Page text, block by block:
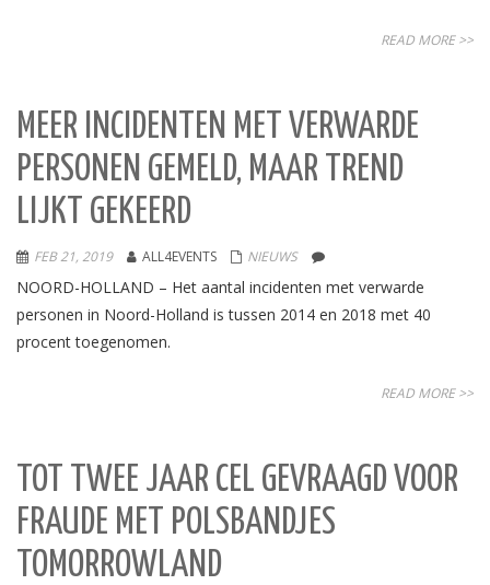
READ MORE >>
MEER INCIDENTEN MET VERWARDE
PERSONEN GEMELD, MAAR TREND
LIJKT GEKEERD
FEB 21, 2019 ALL4EVENTS NIEUWS
NOORD-HOLLAND – Het aantal incidenten met verwarde
personen in Noord-Holland is tussen 2014 en 2018 met 40
procent toegenomen.
READ MORE >>
TOT TWEE JAAR CEL GEVRAAGD VOOR
FRAUDE MET POLSBANDJES
TOMORROWLAND